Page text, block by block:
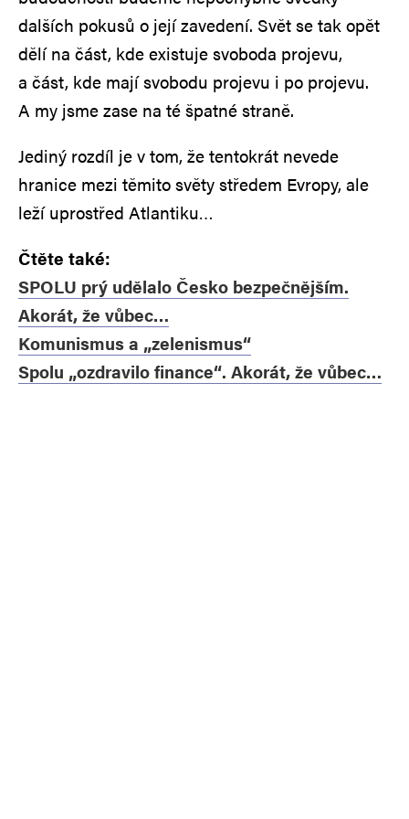
dalších pokusů o její zavedení. Svět se tak opět
dělí na část, kde existuje svoboda projevu,
a část, kde mají svobodu projevu i po projevu.
A my jsme zase na té špatné straně.
Jediný rozdíl je v tom, že tentokrát nevede
hranice mezi těmito světy středem Evropy, ale
leží uprostřed Atlantiku…
Čtěte také:
SPOLU prý udělalo Česko bezpečnějším.
Akorát, že vůbec…
Komunismus a „zelenismus“
Spolu „ozdravilo finance“. Akorát, že vůbec…